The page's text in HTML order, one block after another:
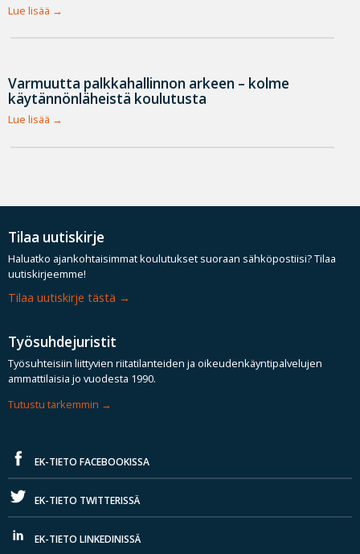
Lue lisää
Varmuutta palkkahallinnon arkeen – kolme
käytännönläheistä koulutusta
Lue lisää
Tilaa uutiskirje
Haluatko ajankohtaisimmat koulutukset suoraan sähköpostiisi? Tilaa
uutiskirjeemme!
Tilaa uutiskirje tästä
Työsuhdejuristit
Työsuhteisiin liittyvien riitatilanteiden ja oikeudenkäyntipalvelujen
ammattilaisia jo vuodesta 1990.
Tutustu tarkemmin
EK-TIETO FACEBOOKISSA
EK-TIETO TWITTERISSÄ
EK-TIETO LINKEDINISSÄ